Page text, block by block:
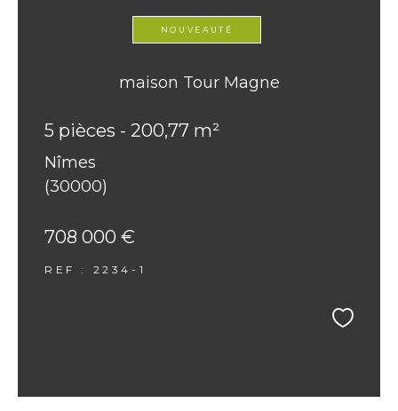
NOUVEAUTÉ
maison Tour Magne
5 pièces - 200,77 m²
Nîmes
(30000)
708 000 €
REF : 2234-1